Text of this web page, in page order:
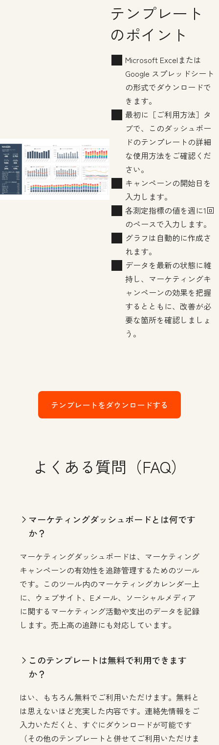
テンプレート
のポイント
Microsoft Excelまたは
Google スプレッドシート
の形式でダウンロードで
きます。
最初に［ご利用方法］タ
ブで、このダッシュボー
ドのテンプレートの詳細
な使用方法をご確認くだ
さい。
キャンペーンの開始日を
入力します。
各測定指標の値を週に1回
のペースで入力します。
グラフは自動的に作成さ
れます。
データを最新の状態に維
持し、マーケティングキ
ャンペーンの効果を把握
するとともに、改善が必
要な箇所を確認しましょ
う。
テンプレートをダウンロードする
よくある質問（FAQ）
マーケティングダッシュボードとは何です
か？
マーケティングダッシュボードは、マーケティング
キャンペーンの有効性を追跡管理するためのツール
です。このツール内のマーケティングカレンダー上
に、ウェブサイト、Eメール、ソーシャルメディア
に関するマーケティング活動や支出のデータを記録
します。売上高の追跡にも対応しています。
このテンプレートは無料で利用できます
か？
はい、もちろん無料でご利用いただけます。無料と
は思えないほど充実した内容です。連絡先情報をご
入力いただくと、すぐにダウンロードが可能です
（その他のテンプレートと併せてご利用いただけま